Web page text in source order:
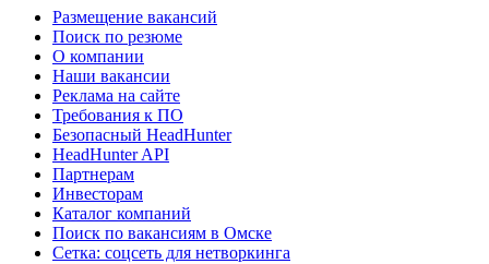
Размещение вакансий
Поиск по резюме
О компании
Наши вакансии
Реклама на сайте
Требования к ПО
Безопасный HeadHunter
HeadHunter API
Партнерам
Инвесторам
Каталог компаний
Поиск по вакансиям в Омске
Сетка: соцсеть для нетворкинга